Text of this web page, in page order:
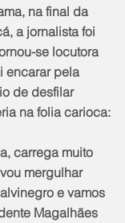
na final da
a jornalista foi
se locutora
encarar pela
de desfilar
na folia carioca:
mergulhar
e vamos
Magalhães